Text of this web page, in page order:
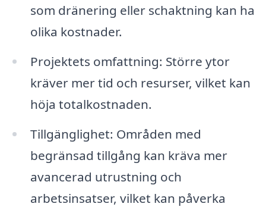
som dränering eller schaktning kan ha
olika kostnader.
Projektets omfattning: Större ytor
kräver mer tid och resurser, vilket kan
höja totalkostnaden.
Tillgänglighet: Områden med
begränsad tillgång kan kräva mer
avancerad utrustning och
arbetsinsatser, vilket kan påverka